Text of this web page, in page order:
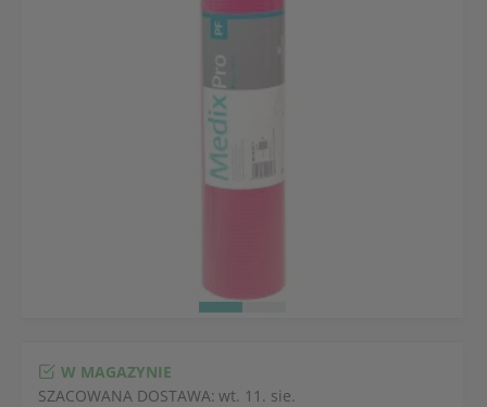
W MAGAZYNIE
SZACOWANA DOSTAWA: wt. 11. sie.